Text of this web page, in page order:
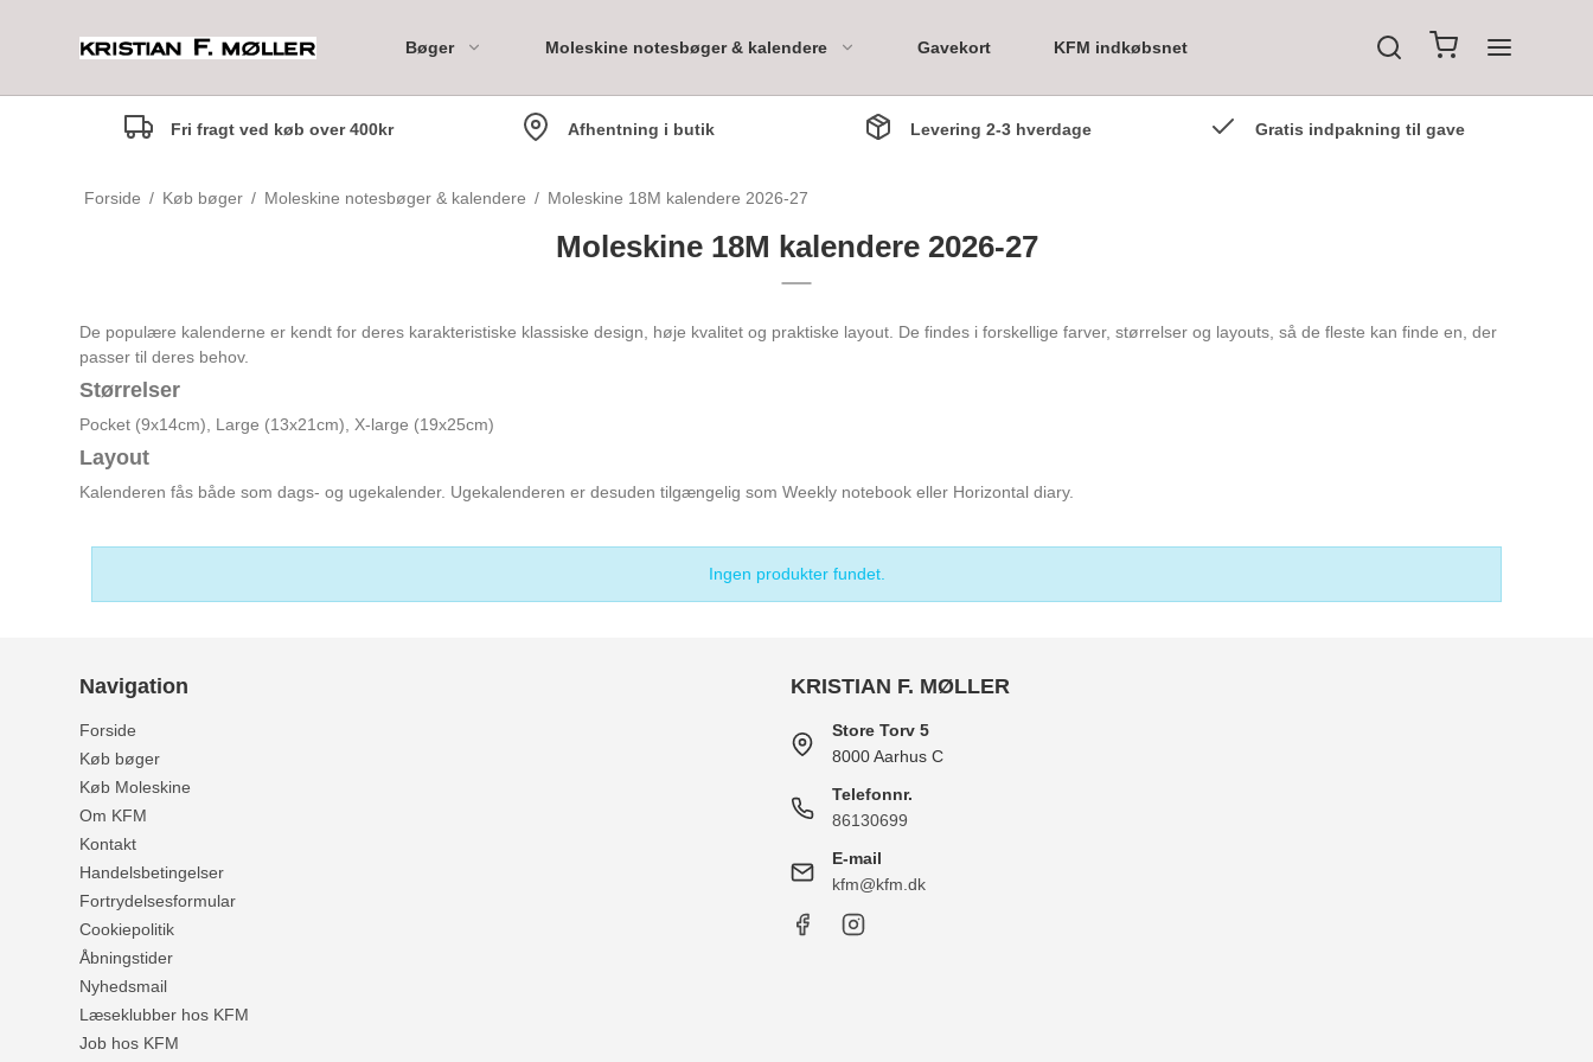
Bøger
Rikke anbefaler
Margrethe anbefaler
Maria anbefaler
Til de små - 3-5 år
Fagbøger for børn
Bookpack 1 måned
Bookpack 3 måneder
Moleskine notesbøger & kalendere
Moleskine 18M Weekly
Gavekort KFM indkøbsnet
Fri fragt ved køb over 400kr Afhentning i butik Levering 2-3 hverdage Gratis indpakning til gave
Forside / Køb bøger / Moleskine notesbøger & kalendere / Moleskine 18M kalendere 2026-27
Moleskine 18M kalendere 2026-27
De populære kalenderne er kendt for deres karakteristiske klassiske design, høje kvalitet og praktiske layout. De findes i forskellige farver, størrelser og layouts, så de fleste kan finde en, der
passer til deres behov.
Størrelser
Pocket (9x14cm), Large (13x21cm), X-large (19x25cm)
Layout
Kalenderen fås både som dags- og ugekalender. Ugekalenderen er desuden tilgængelig som Weekly notebook eller Horizontal diary.
Ingen produkter fundet.
Navigation
Forside
Køb bøger
Køb Moleskine
Om KFM
Kontakt
Handelsbetingelser
Fortrydelsesformular
Cookiepolitik
Åbningstider
Nyhedsmail
Læseklubber hos KFM
Job hos KFM
KRISTIAN F. MØLLER
Store Torv 5
8000 Aarhus C
Telefonnr.
86130699
E-mail
kfm@kfm.dk